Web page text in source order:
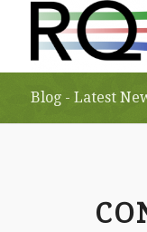
Blog - Latest